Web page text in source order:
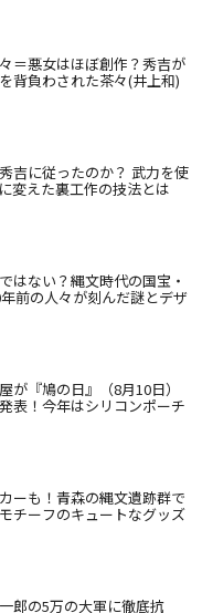
＝悪女はほぼ創作？秀吉が
背負わされた茶々(井上和)
吉に従ったのか？ 武力を使
変えた裏工作の技法とは
はない？縄文時代の国宝・
前の人々が刻んだ謎とデザ
が『鳩の日』（8月10日）
表！今年はシリコンポーチ
ーも！青森の縄文遺跡群で
チーフのキュートなグッズ
郎の5万の大軍に徹底抗